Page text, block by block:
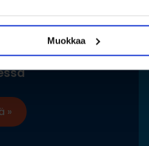
Muokkaa
Hartman
»